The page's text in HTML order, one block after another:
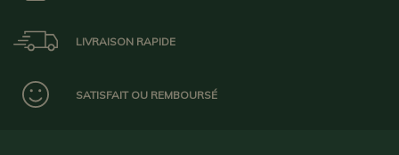
LIVRAISON RAPIDE
SATISFAIT OU REMBOURSÉ